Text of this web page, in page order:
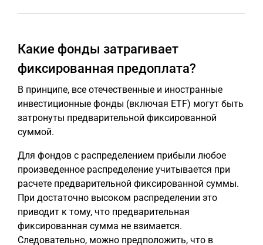
Какие фонды затрагивает
фиксированная предоплата?
В принципе, все отечественные и иностранные
инвестиционные фонды (включая ETF) могут быть
затронуты предварительной фиксированной
суммой.
Для фондов с распределением прибыли любое
произведенное распределение учитывается при
расчете предварительной фиксированной суммы.
При достаточно высоком распределении это
приводит к тому, что предварительная
фиксированная сумма не взимается.
Следовательно, можно предположить, что в